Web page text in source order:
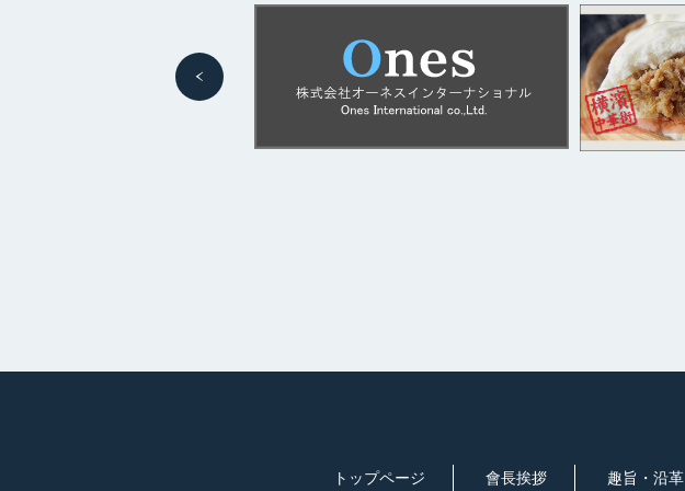
トップページ 會長挨拶 趣旨・沿革